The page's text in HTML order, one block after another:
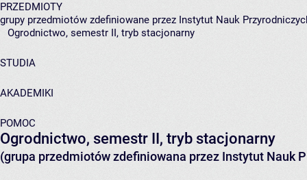
PRZEDMIOTY
grupy przedmiotów zdefiniowane przez Instytut Nauk
Ogrodnictwo, semestr II, tryb stacjonarny
STUDIA
AKADEMIKI
POMOC
Ogrodnictwo, semestr II, tryb stacjonarny
(grupa przedmiotów zdefiniowana przez Instytut Nauk